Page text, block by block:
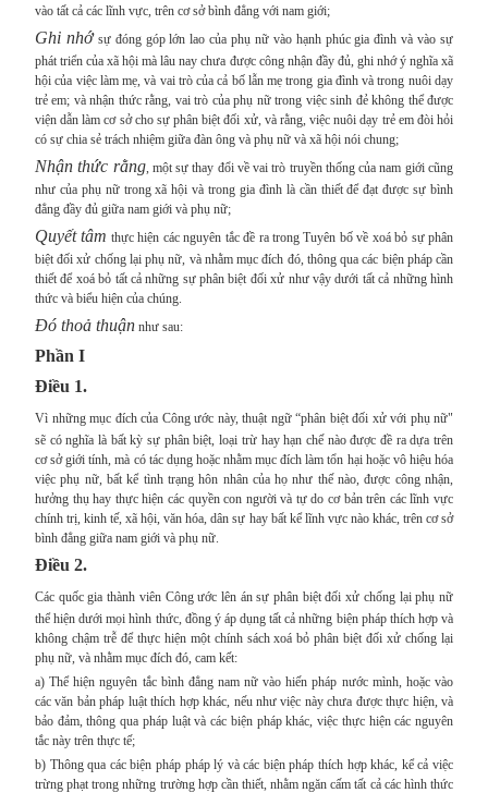
vào tất cả các lĩnh vực, trên cơ sở bình đẳng với nam giới;
Ghi nhớsự đóng góp lớn lao của phụ nữ vào hạnh phúc gia đình và vào sự
phát triển của xã hội mà lâu nay chưa được công nhận đầy đủ, ghi nhớ ý nghĩa xã
hội của việc làm mẹ, và vai trò của cả bố lẫn mẹ trong gia đình và trong nuôi dạy
trẻ em; và nhận thức rằng, vai trò của phụ nữ trong việc sinh đẻ không thể được
viện dẫn làm cơ sở cho sự phân biệt đối xử, và rằng, việc nuôi dạy trẻ em đòi hỏi
có sự chia sẻ trách nhiệm giữa đàn ông và phụ nữ và xã hội nói chung;
Nhận thức rằng, một sự thay đổi về vai trò truyền thống của nam giới cũng
như của phụ nữ trong xã hội và trong gia đình là cần thiết để đạt được sự bình
đẳng đầy đủ giữa nam giới và phụ nữ;
Quyết tâm thực hiện các nguyên tắc đề ra trong Tuyên bố về xoá bỏ sự phân
biệt đối xử chống lại phụ nữ, và nhằm mục đích đó, thông qua các biện pháp cần
thiết để xoá bỏ tất cả những sự phân biệt đối xử như vậy dưới tất cả những hình
thức và biểu hiện của chúng.
Đó thoả thuận như sau:
Phần I
Điều 1.
Vì những mục đích của Công ước này, thuật ngữ “phân biệt đối xử với phụ nữ"
sẽ có nghĩa là bất kỳ sự phân biệt, loại trừ hay hạn chế nào được đề ra dựa trên
cơ sở giới tính, mà có tác dụng hoặc nhằm mục đích làm tổn hại hoặc vô hiệu hóa
việc phụ nữ, bất kể tình trạng hôn nhân của họ như thế nào, được công nhận,
hưởng thụ hay thực hiện các quyền con người và tự do cơ bản trên các lĩnh vực
chính trị, kinh tế, xã hội, văn hóa, dân sự hay bất kể lĩnh vực nào khác, trên cơ sở
bình đẳng giữa nam giới và phụ nữ.
Điều 2.
Các quốc gia thành viên Công ước lên án sự phân biệt đối xử chống lại phụ nữ
thể hiện dưới mọi hình thức, đồng ý áp dụng tất cả những biện pháp thích hợp và
không chậm trễ để thực hiện một chính sách xoá bỏ phân biệt đối xử chống lại
phụ nữ, và nhằm mục đích đó, cam kết:
a) Thể hiện nguyên tắc bình đẳng nam nữ vào hiến pháp nước mình, hoặc vào
các văn bản pháp luật thích hợp khác, nếu như việc này chưa được thực hiện, và
bảo đảm, thông qua pháp luật và các biện pháp khác, việc thực hiện các nguyên
tắc này trên thực tế;
b) Thông qua các biện pháp pháp lý và các biện pháp thích hợp khác, kể cả việc
trừng phạt trong những trường hợp cần thiết, nhằm ngăn cấm tất cả các hình thức